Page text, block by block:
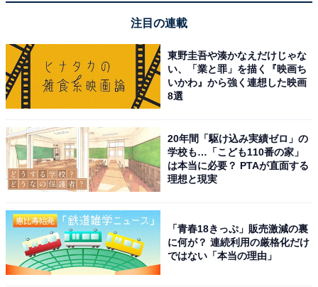
注目の連載
東野圭吾や湊かなえだけじゃな
い、「業と罪」を描く『映画ち
いかわ』から強く連想した映画
8選
20年間「駆け込み実績ゼロ」の
学校も…「こども110番の家」
は本当に必要？ PTAが直面する
理想と現実
「青春18きっぷ」販売激減の裏
に何が？ 連続利用の厳格化だけ
ではない「本当の理由」